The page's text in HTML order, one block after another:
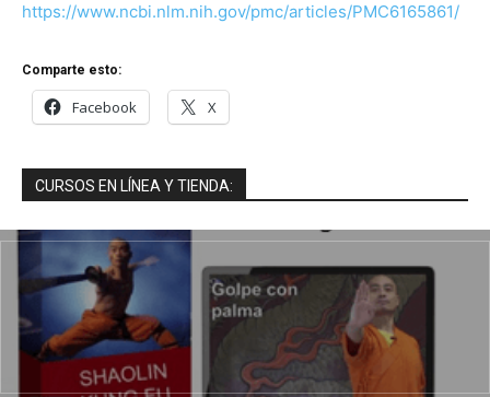
https://www.ncbi.nlm.nih.gov/pmc/articles/PMC6165861/
Comparte esto:
Facebook X
CURSOS EN LÍNEA Y TIENDA: